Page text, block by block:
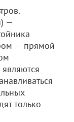
—
— прямой
только